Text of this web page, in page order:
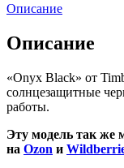
Описание
Описание
«Onyx Black» от
солнцезащитные
работы.
Эту модель так же
на Ozon и